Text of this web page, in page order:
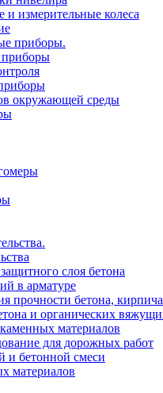
измерительные колеса
приборы
окружающей среды
слоя бетона
в арматуре
прочности бетона,
и органических
материалов
для дорожных работ
и бетонной смеси
материалов